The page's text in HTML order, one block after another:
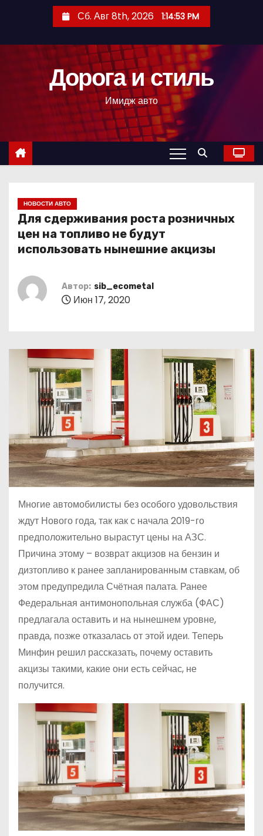
с
Сб. Авг 8th, 2026 1:14:54 PM
Дорога и стиль
Имидж авто
НОВОСТИ АВТО
Для сдерживания роста розничных
цен на топливо не будут
использовать нынешние акцизы
Автор: sib_ecometal
Июн 17, 2020
Многие автомобилисты без особого удовольствия
ждут Нового года, так как с начала 2019-го
предположительно вырастут цены на АЗС.
Причина этому – возврат акцизов на бензин и
дизтопливо к ранее запланированным ставкам, об
этом предупредила Счётная палата. Ранее
Федеральная антимонопольная служба (ФАС)
предлагала оставить и на нынешнем уровне,
правда, позже отказалась от этой идеи. Теперь
Минфин решил рассказать, почему оставить
акцизы такими, какие они есть сейчас, не
получится.